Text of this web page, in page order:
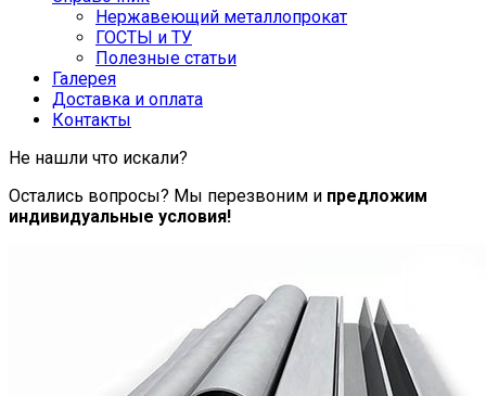
Нержавеющий металлопрокат
ГОСТЫ и ТУ
Полезные статьи
Галерея
Доставка и оплата
Контакты
Не нашли что искали?
Остались вопросы? Мы перезвоним и предложим
индивидуальные условия!